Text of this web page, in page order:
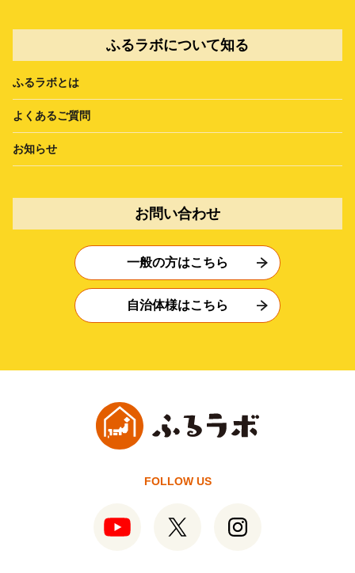
ふるラボについて知る
ふるラボとは
よくあるご質問
お知らせ
お問い合わせ
一般の方はこちら
自治体様はこちら
FOLLOW US